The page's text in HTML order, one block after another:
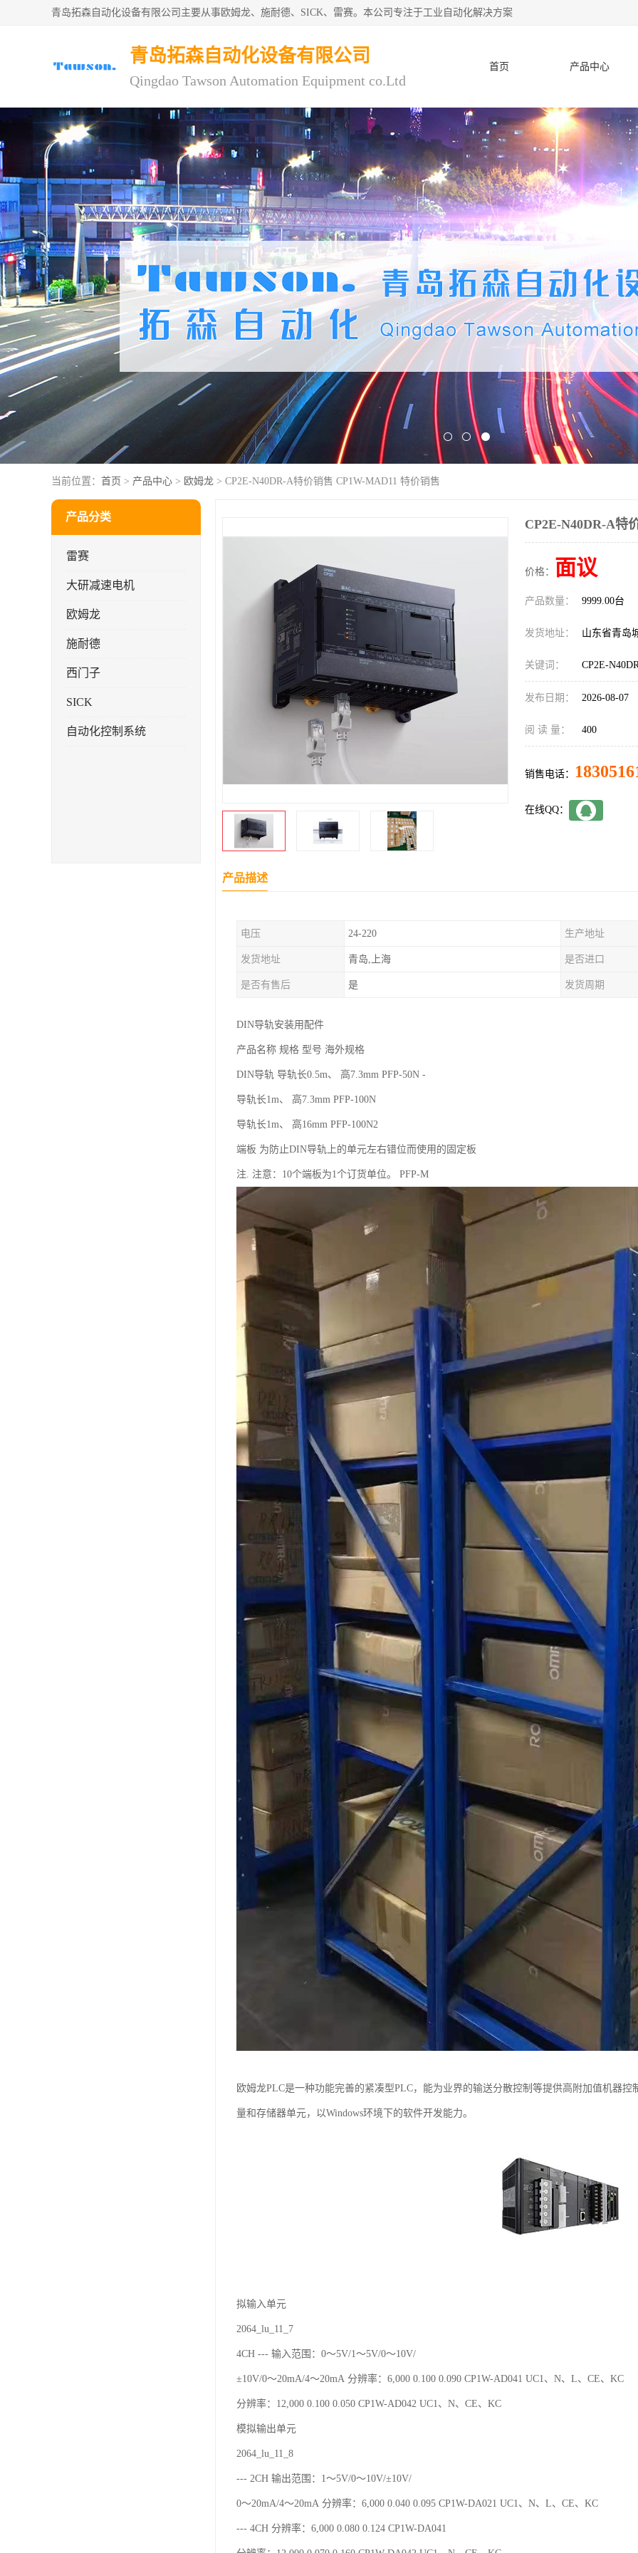
青岛拓森自动化设备有限公司主要从事欧姆龙、施耐德、SICK、雷赛。本公司专注于工业自动化解决方案
青岛拓森自动化设备有限公司
Qingdao Tawson Automation Equipment co.Ltd
首页 产品中心
人才招聘
当前位置： 首页 > 产品中心 > 欧姆龙 > CP2E-N40DR-A特价销售 CP1W-MAD11 特价销售
产品分类
雷赛
大研减速电机
欧姆龙
施耐德
西门子
SICK
自动化控制系统
CP2E-N40DR-A特
价格： 面议
产品数量： 9999.00台
发货地址： 山东省青岛
关键词： CP2E-
发布日期： 2026-08-07
阅 读 量： 400
销售电话：
在线QQ：
产品描述
电压 24-220 生产地址
发货地址 青岛,上海 是否进口
是否有售后 是 发货周期
DIN导轨安装用配件
产品名称 规格 型号 海外规格
DIN导轨 导轨长0.5m、 高7.3mm PFP-50N -
导轨长1m、 高7.3mm PFP-100N
导轨长1m、 高16mm PFP-100N2
端板 为防止DIN导轨上的单元左右错位而使用的固定板
注. 注意：10个端板为1个订货单位。 PFP-M
欧姆龙PLC是一种功能完善的紧凑型PLC，能为业界的输送分散控制等提供高附加值机器
量和存储器单元，以Windows环境下的软件开发能力。
拟输入单元
2064_lu_11_7
4CH --- 输入范围：0～5V/1～5V/0～10V/
±10V/0～20mA/4～20mA 分辨率：6,000 0.100 0.090 CP1W-AD041 UC1、N、L、CE、KC
分辨率：12,000 0.100 0.050 CP1W-AD042 UC1、N、CE、KC
模拟输出单元
2064_lu_11_8
--- 2CH 输出范围：1～5V/0～10V/±10V/
0～20mA/4～20mA 分辨率：6,000 0.040 0.095 CP1W-DA021 UC1、N、L、CE、KC
--- 4CH 分辨率：6,000 0.080 0.124 CP1W-DA041